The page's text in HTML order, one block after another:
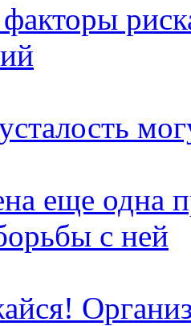
еще одна
с ней